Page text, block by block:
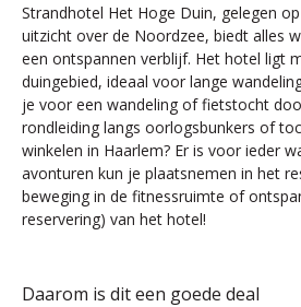
Strandhotel Het Hoge Duin, gelegen
uitzicht over de Noordzee, biedt alles
een ontspannen verblijf. Het hotel ligt
duingebied, ideaal voor lange
je voor een wandeling of fietstocht
rondleiding langs oorlogsbunkers of
winkelen in Haarlem? Er is voor ieder
avonturen kun je plaatsnemen in het
beweging in de fitnessruimte of
reservering) van het hotel!
Daarom is dit een goede deal